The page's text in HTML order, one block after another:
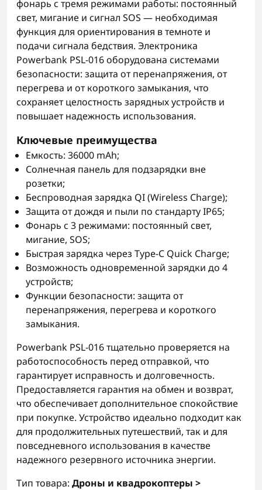
фонарь с тремя режимами работы: постоянный
свет, мигание и сигнал SOS — необходимая
функция для ориентирования в темноте и
подачи сигнала бедствия. Электроника
Powerbank PSL-016 оборудована системами
безопасности: защита от перенапряжения, от
перегрева и от короткого замыкания, что
сохраняет целостность зарядных устройств и
повышает надежность использования.
Ключевые преимущества
Емкость: 36000 mAh;
Солнечная панель для подзарядки вне
розетки;
Беспроводная зарядка QI (Wireless Charge);
Защита от дождя и пыли по стандарту IP65;
Фонарь с 3 режимами: постоянный свет,
мигание, SOS;
Быстрая зарядка через Type-C Quick Charge;
Возможность одновременной зарядки до 4
устройств;
Функции безопасности: защита от
перенапряжения, перегрева и короткого
замыкания.
Powerbank PSL-016 тщательно проверяется на
работоспособность перед отправкой, что
гарантирует исправность и долговечность.
Предоставляется гарантия на обмен и возврат,
что обеспечивает дополнительное спокойствие
при покупке. Устройство идеально подходит как
для продолжительных путешествий, так и для
повседневного использования в качестве
надежного резервного источника энергии.
Тип товара: Дроны и квадрокоптеры >